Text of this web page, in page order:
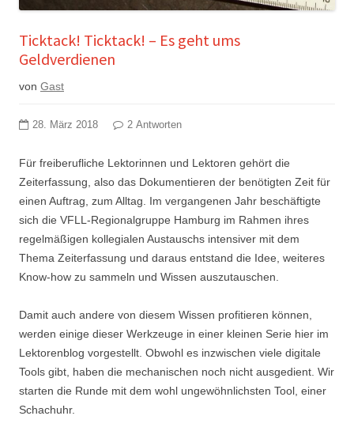
Ticktack! Ticktack! – Es geht ums
Geldverdienen
von Gast
28. März 2018 2 Antworten
Für freiberufliche Lektorinnen und Lektoren gehört die
Zeiterfassung, also das Dokumentieren der benötigten Zeit für
einen Auftrag, zum Alltag. Im vergangenen Jahr beschäftigte
sich die VFLL-Regionalgruppe Hamburg im Rahmen ihres
regelmäßigen kollegialen Austauschs intensiver mit dem
Thema Zeiterfassung und daraus entstand die Idee, weiteres
Know-how zu sammeln und Wissen auszutauschen.
Damit auch andere von diesem Wissen profitieren können,
werden einige dieser Werkzeuge in einer kleinen Serie hier im
Lektorenblog vorgestellt. Obwohl es inzwischen viele digitale
Tools gibt, haben die mechanischen noch nicht ausgedient. Wir
starten die Runde mit dem wohl ungewöhnlichsten Tool, einer
Schachuhr.